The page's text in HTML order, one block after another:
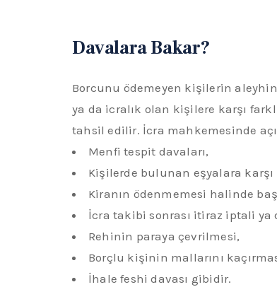
Davalara Bakar?
Borcunu ödemeyen kişilerin
ya da icralık olan kişilere karşı
tahsil edilir. İcra mahkemesinde
Menfi tespit davaları,
Kişilerde bulunan eşyalara
Kiranın ödenmemesi halinde
İcra takibi sonrası itiraz iptali ya
Rehinin paraya çevrilmesi,
Borçlu kişinin mallarını
İhale feshi davası gibidir.